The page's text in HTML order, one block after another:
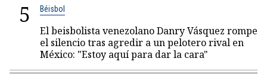
5 Béisbol
El beisbolista venezolano Danry Vásquez rompe
el silencio tras agredir a un pelotero rival en
México: "Estoy aquí para dar la cara"